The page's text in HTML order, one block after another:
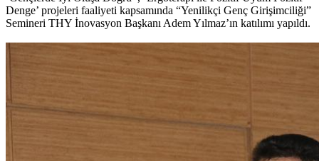
Denge’ projeleri faaliyeti kapsamında “Yenilikçi Genç Girişimciliği”
Semineri THY İnovasyon Başkanı Adem Yılmaz’ın katılımı yapıldı.